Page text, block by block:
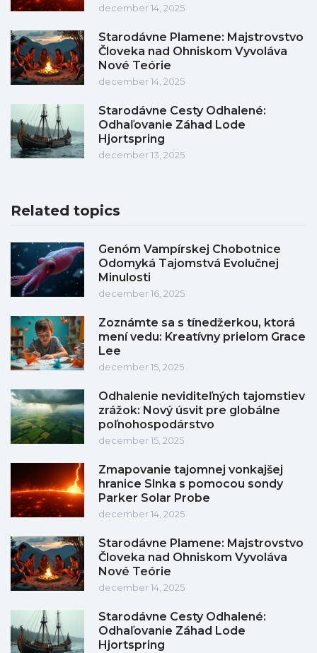
december 14, 2025
Starodávne Plamene: Majstrovstvo
Človeka nad Ohniskom Vyvoláva
Nové Teórie
december 14, 2025
Starodávne Cesty Odhalené:
Odhaľovanie Záhad Lode
Hjortspring
december 13, 2025
Related topics
Genóm Vampírskej Chobotnice
Odomyká Tajomstvá Evolučnej
Minulosti
december 16, 2025
Zoznámte sa s tínedžerkou, ktorá
mení vedu: Kreatívny prielom Grace
Lee
december 15, 2025
Odhalenie neviditeľných tajomstiev
zrážok: Nový úsvit pre globálne
poľnohospodárstvo
december 15, 2025
Zmapovanie tajomnej vonkajšej
hranice Slnka s pomocou sondy
Parker Solar Probe
december 14, 2025
Starodávne Plamene: Majstrovstvo
Človeka nad Ohniskom Vyvoláva
Nové Teórie
december 14, 2025
Starodávne Cesty Odhalené:
Odhaľovanie Záhad Lode
Hjortspring